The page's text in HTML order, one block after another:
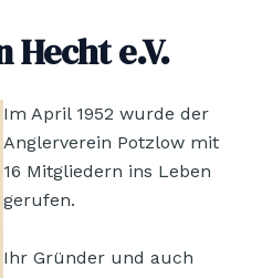
Hecht e.V.
Im April 1952 wurde der
Anglerverein Potzlow mit
16 Mitgliedern ins Leben
gerufen.
Ihr Gründer und auch